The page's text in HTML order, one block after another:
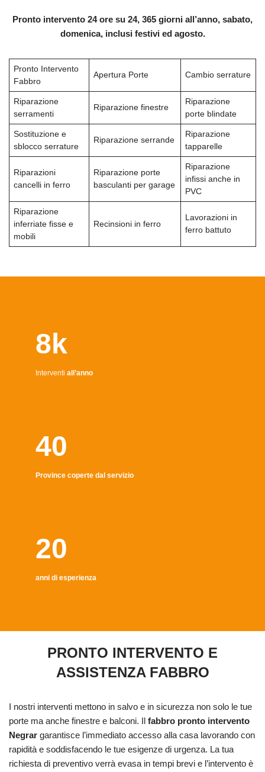
Pronto intervento 24 ore su 24, 365 giorni all’anno, sabato,
domenica, inclusi festivi ed agosto.
Pronto Intervento
Fabbro
Apertura Porte Cambio serrature
Riparazione
serramenti
Riparazione finestre
Riparazione
porte blindate
Sostituzione e
sblocco serrature
Riparazione serrande
Riparazione
tapparelle
Riparazioni
cancelli in ferro
Riparazione porte
basculanti per garage
Riparazione
infissi anche in
PVC
Riparazione
inferriate fisse e
mobili
Recinsioni in ferro
Lavorazioni in
ferro battuto
8k
Interventi all’anno
40
Province coperte dal servizio
20
anni di esperienza
PRONTO INTERVENTO E
ASSISTENZA FABBRO
I nostri interventi mettono in salvo e in sicurezza non solo le tue
porte ma anche finestre e balconi. Il fabbro pronto intervento
Negrar garantisce l’immediato accesso alla casa lavorando con
rapidità e soddisfacendo le tue esigenze di urgenza. La tua
richiesta di preventivo verrà evasa in tempi brevi e l’intervento è